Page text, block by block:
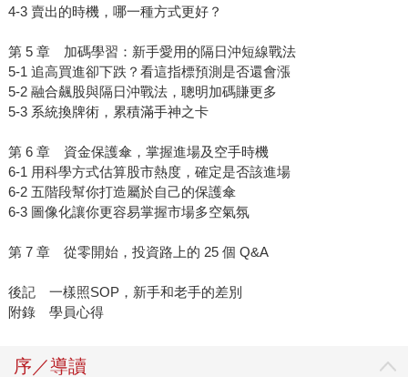
4-3 賣出的時機，哪一種方式更好？
第 5 章 加碼學習：新手愛用的隔日沖短線戰法
5-1 追高買進卻下跌？看這指標預測是否還會漲
5-2 融合飆股與隔日沖戰法，聰明加碼賺更多
5-3 系統換牌術，累積滿手神之卡
第 6 章 資金保護傘，掌握進場及空手時機
6-1 用科學方式估算股市熱度，確定是否該進場
6-2 五階段幫你打造屬於自己的保護傘
6-3 圖像化讓你更容易掌握市場多空氣氛
第 7 章 從零開始，投資路上的 25 個 Q&A
後記 一樣照SOP，新手和老手的差別
附錄 學員心得
序／導讀